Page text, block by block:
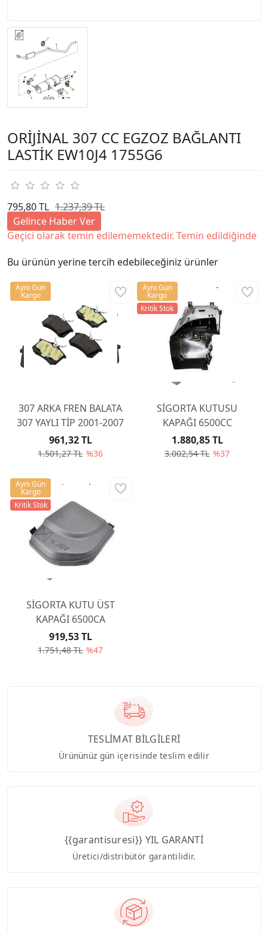
ORİJİNAL 307 CC EGZOZ BAĞLANTI
LASTİK EW10J4 1755G6
795,80 TL 1.237,39 TL
Gelince Haber Ver
Geçici olarak temin edilememektedir. Temin edildiğinde
Bu ürünün yerine tercih edebileceğiniz ürünler
307 ARKA FREN BALATA
307 YAYLI TİP 2001-2007
1.501,27 TL %36
961,32 TL
Aynı Gün
Kargo
SİGORTA KUTUSU
KAPAĞI 6500CC
3.002,54 TL %37
1.880,85 TL
Aynı Gün
Kargo
Kritik Stok
SİGORTA KUTU ÜST
KAPAĞI 6500CA
1.751,48 TL %47
919,53 TL
Aynı Gün
Kargo
Kritik Stok
TESLİMAT BİLGİLERİ
Ürününüz gün içerisinde teslim edilir
{{garantisuresi}} YIL GARANTİ
Üretici/distribütör garantilidir.